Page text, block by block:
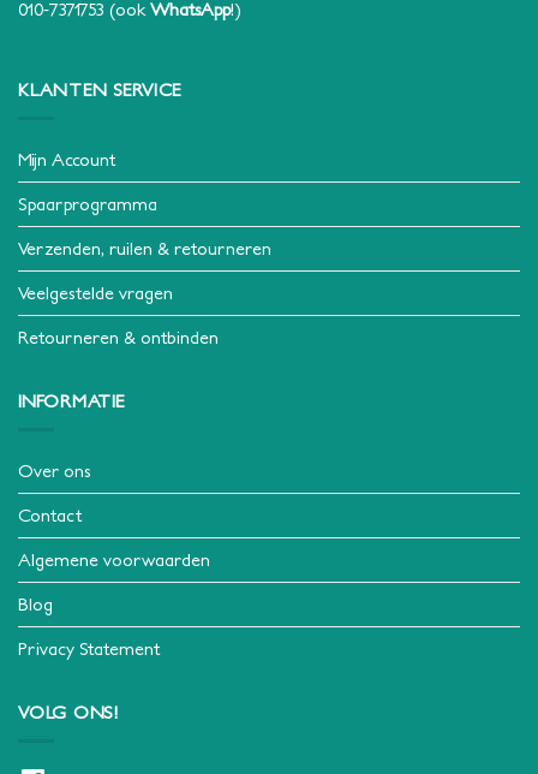
010-7371753 (ook WhatsApp!)
KLANTEN SERVICE
Mijn Account
Spaarprogramma
Verzenden, ruilen & retourneren
Veelgestelde vragen
Retourneren & ontbinden
INFORMATIE
Over ons
Contact
Algemene voorwaarden
Blog
Privacy Statement
VOLG ONS!